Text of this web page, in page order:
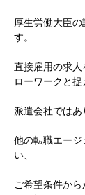
厚生労働大臣
す。
直接雇用の求
ローワークと捉
派遣会社ではあ
他の転職エー
い、
ご希望条件か